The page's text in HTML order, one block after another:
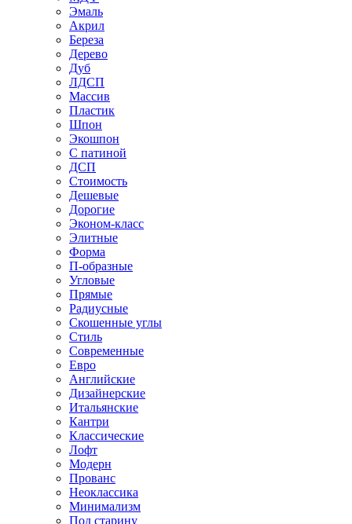
Эмаль
Акрил
Береза
Дерево
Дуб
ЛДСП
Массив
Пластик
Шпон
Экошпон
С патиной
ДСП
Стоимость
Дешевые
Дорогие
Эконом-класс
Элитные
Форма
П-образные
Угловые
Прямые
Радиусные
Скошенные углы
Стиль
Современные
Евро
Английские
Дизайнерские
Итальянские
Кантри
Классические
Лофт
Модерн
Прованс
Неоклассика
Минимализм
Под старину